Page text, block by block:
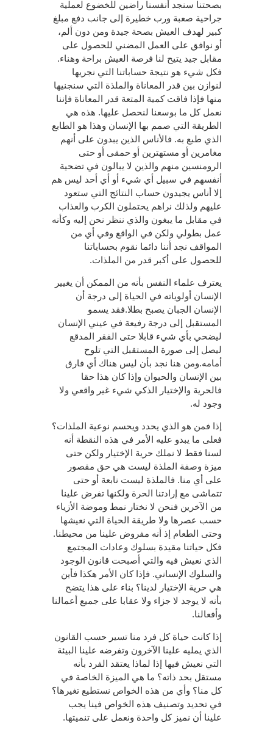
بصحتنا سنجد أنفسنا راضين للخضوع لعملية
جراحية صعبة ورب خطيرة إلى جانب دفع مبلغ
كبير لهدف العيش بصحة جيدة ومن دون ألم،
أو نوافق على العمل المضني للحصول على
مقابل جيد يتيح لنا فرصة العيش براحة وهناء.
فكل شيء هو نتيجة حساباتنا التي نجريها
لنوازن بين قدر المعاناة والملذة التي سنجنيها
منها فإذا فاقت كمية المتعة قدر المعاناة فإننا
نعمل كل ما بوسعنا لنحصل عليها. هذه هي
الطريقة التي صمم بها الإنسان وهذا هو الطابع
الذي طبع به. فالأناس الذين يبدون على أنهم
مغامرين أو مستهترين أو حمقى أو حتى
الرومنسين منهم والذين لا يبالون في تضحية
أنفسهم في سبيل أي شيء أو أي أحد ليس هم
إلا أناس يجيدون حساب النتائج التي ستعود
عليهم ولذلك نراهم يحتملون الكرب والعذاب
في مقابل ما يبغون والذي ننظر نحن إليه وكأنه
عمل بطولي ولكن في الواقع وفي أي من
المواقف نجد أننا دائما نقوم بحساباتنا
للحصول على أكبر قدر من الملذات.
يعترف علماء النفس بأنه من الممكن أن يغيير
الإنسان أولوياته في الحياة إلى درجة أن
الإنسان الجبان يصبح بطلا.فقد يسمو
المستقبل إلى درجة رفيعة في عيني الإنسان
ليضحي بأي شيء قابلا حتى الفقر المدقع
ليصل إلى صورة المستقبل التي تلوح
أمامه.ومن هنا نجد بأن ليس هناك أي فارق
بين الإنسان والحيوان وإذا كان هذا حقا
فالحرية والإختيار الذكي شيء غير واقعي ولا
وجود له.
إذا فمن هو الذي يحدد ويحسم نوعية الملذات؟
فعلى ما يبدو عليه الأمر في هذه النقطة أنه
لسنا فقط لا نملك حرية الإختيار ولكن حتى
ميزة وصفة الملذة ليست هي حق مقصور
على أي منا. فالملذة ليست نابعة أو حتى
تتماشى مع إرادتنا الحرة ولكنها تفرض علينا
من الآخرين فنحن لا نختار نمط وموضة الأزياء
حسب عصرها ولا طريقة الحياة التي نعيشها
وحتى الطعام إذ أنه مفروض علينا من محيطنا.
فكل حياتنا مقيدة بسلوك وعادات المجتمع
الذي نعيش فيه والتي أصبحت قانون الوجود
والسلوك الإنساني. فإذا كان الأمر هكذا فأين
هي حرية الإختيار لدينا؟ بناء على هذا يتضح
بأنه لا يوجد لا جزاء ولا عقابا على جميع أعمالنا
وأفعالنا.
إذا كانت حياة كل فرد منا تسير حسب القانون
الذي يمليه علينا الآخرون وتفرضه علينا البيئة
التي نعيش فيها إذا لماذا يعتقد الفرد بأنه
مستقل بحد ذاته؟ ما هي الميزة الخاصة في
كل منا؟ وأي من هذه الخواص نستطيع تغيرها؟
في تحديد وتصنيف هذه الخواص فينا يجب
علينا أن نميز كل واحدة ونعمل على تنميتها.